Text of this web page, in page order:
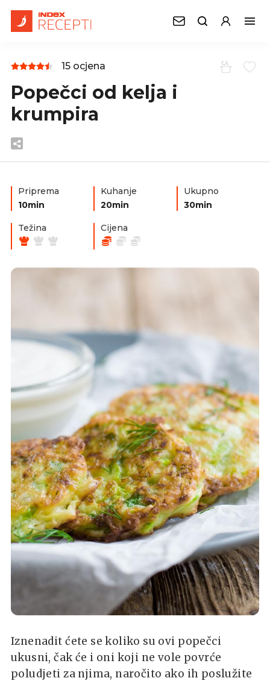
15 ocjena
Popečci od kelja i
krumpira
Priprema
10min
Kuhanje
20min
Ukupno
30min
Težina Cijena
Iznenadit ćete se koliko su ovi popečci
ukusni, čak će i oni koji ne vole povrće
poludjeti za njima, naročito ako ih poslužite